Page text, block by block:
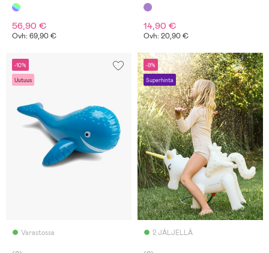
56,90 €
Ovh: 69,90 €
14,90 €
Ovh: 20,90 €
-10%
Uutuus
Varastossa
-9%
Superhinta
2 JÄLJELLÄ